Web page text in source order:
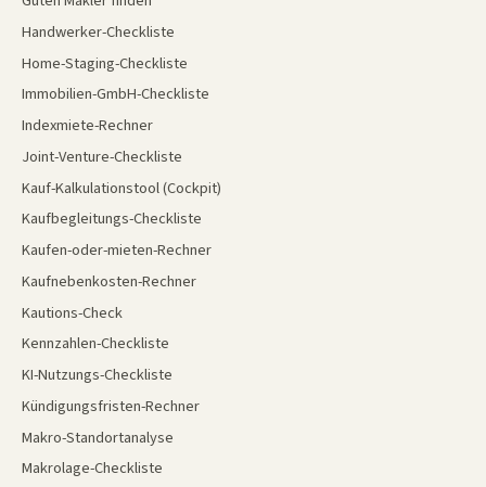
Handwerker-Checkliste
Home-Staging-Checkliste
Immobilien-GmbH-Checkliste
Indexmiete-Rechner
Joint-Venture-Checkliste
Kauf-Kalkulationstool (Cockpit)
Kaufbegleitungs-Checkliste
Kaufen-oder-mieten-Rechner
Kaufnebenkosten-Rechner
Kautions-Check
Kennzahlen-Checkliste
KI-Nutzungs-Checkliste
Kündigungsfristen-Rechner
Makro-Standortanalyse
Makrolage-Checkliste